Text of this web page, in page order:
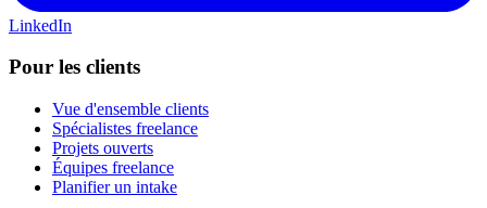
LinkedIn
Pour les clients
Vue d'ensemble clients
Spécialistes freelance
Projets ouverts
Équipes freelance
Planifier un intake